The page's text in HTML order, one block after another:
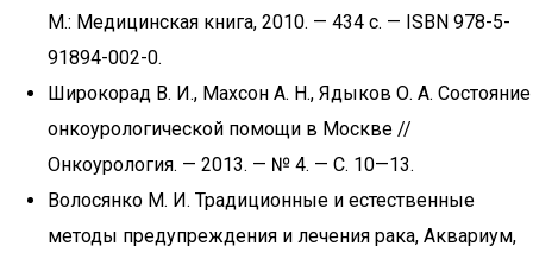
М.: Медицинская книга, 2010. — 434 с. — ISBN 978-5-
91894-002-0.
Широкорад В. И., Махсон А. Н., Ядыков О. А. Состояние
онкоурологической помощи в Москве //
Онкоурология. — 2013. — № 4. — С. 10—13.
Волосянко М. И. Традиционные и естественные
методы предупреждения и лечения рака, Аквариум,